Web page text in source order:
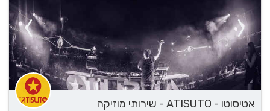
אטיסוטו - ATISUTO - שירותי מוזיקה